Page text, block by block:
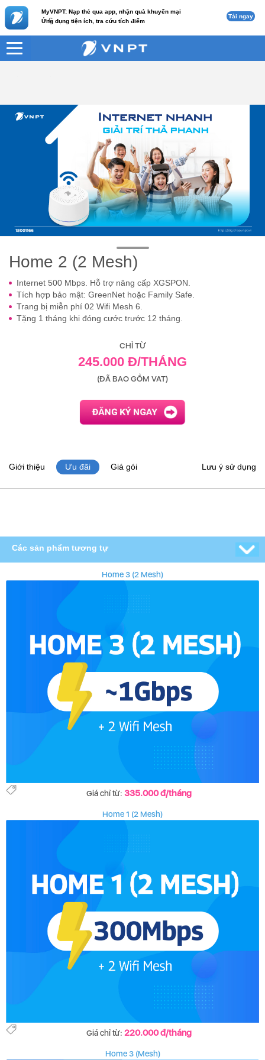
MyVNPT: Nạp thẻ qua app, nhận quà khuyến mại
Ứng dụng tiện ích, tra cứu tích điểm
c Tải ngay
VNPT Gói tích hợp
Home 2 (2 Mesh)
Internet 500 Mbps. Hỗ trợ nâng cấp XGSPON.
Tích hợp bảo mật: GreenNet hoặc Family Safe.
Trang bị miễn phí 02 Wifi Mesh 6.
Tặng 1 tháng khi đóng cước trước 12 tháng.
CHỈ TỪ
245.000 Đ/THÁNG
(ĐÃ BAO GỒM VAT)
Giới thiệu Ưu đãi Giá gói Lưu ý sử dụng
Các sản phẩm tương tự
Home 3 (2 Mesh)
Giá chỉ từ: 335.000 đ/tháng
Home 1 (2 Mesh)
Giá chỉ từ: 220.000 đ/tháng
Home 3 (Mesh)